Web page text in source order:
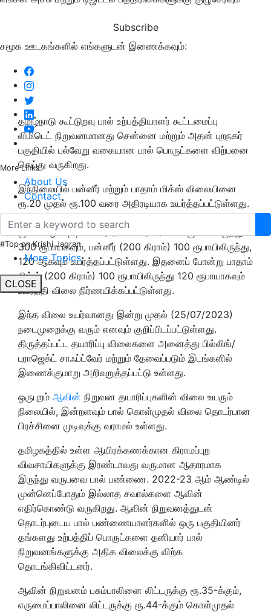
Subscribe
சமூக ஊடகங்களில் எங்களுடன் இணைக்கவும்:
More Links
About Us
Contact
#Top on Krishi Jagran
More Topics
CLOSE
தமிழ்நாடு கூட்டுறவு பால் உற்பத்தியாளர் கூட்டமைப்பு
லிமிடெட் நிறுவனமானது சென்னை மற்றும் அதன் புறநகர்
பகுதியில் பல்வேறு வகையான பால் பொருட்களை விற்பனை
செய்து வருகிறது.
இந்நிலையில் பன்னீர் மற்றும் பாதாம் மிக்ஸ் விலையினை
ரூ.20 முதல் ரூ.100 வரை அதிரடியாக உயர்த்தப்பட்டுள்ளது.
அதன்படி பன்னீர் (1 கிலோ) 450 ரூபாயிலிருந்து 550
ரூபாய் ஆகவும், பன்னீர் (500 கிராம்) 250 ரூபாயிலிருந்து
300 ரூபாயகவும், பன்னீர் (200 கிராம்) 100 ரூபாயிலிருந்து,
120 ஆகவும் உயர்த்தப்பட்டுள்ளது. இதனைப் போன்று பாதாம்
மிக்ஸ் (200 கிராம்) 100 ரூபாயிலிருந்து 120 ரூபாயாகவும்
உயர்த்தி விலை நிர்ணயிக்கப்பட்டுள்ளது.
இந்த விலை உயர்வானது இன்று முதல் (25/07/2023)
நடைமுறைக்கு வரும் எனவும் குறிப்பிடப்பட்டுள்ளது.
திருத்தப்பட்ட தயாரிப்பு விலைகளை அனைத்து பில்லிங்/
புராஜெக்ட் சாஃப்ட்வேர் மற்றும் தேவைப்படும் இடங்களில்
இணைக்குமாறு அறிவுறுத்தப்பட்டு உள்ளது.
ஒருபுறம் ஆவின் நிறுவன தயாரிப்புகளின் விலை உயரும்
நிலையில், இன்றளவும் பால் கொள்முதல் விலை தொடர்பான
பிரச்சினை முடிவுக்கு வராமல் உள்ளது.
தமிழகத்தில் உள்ள ஆயிரக்கணக்கான கிராமப்புற
விவசாயிகளுக்கு இரண்டாவது வருமான ஆதாரமாக
இருந்து வருபவை பால் பண்ணை. 2022-23 ஆம் ஆண்டில்
முன்னெப்போதும் இல்லாத சவால்களை ஆவின்
எதிர்கொண்டு வருகிறது. ஆவின் நிறுவனத்துடன்
தொடர்புடைய பால் பண்ணையாளர்களில் ஒரு பகுதியினர்
தங்களது உற்பத்திப் பொருட்களை தனியார் பால்
நிறுவனங்களுக்கு அதிக விலைக்கு விற்க
தொடங்கிவிட்டனர்.
ஆவின் நிறுவனம் பசும்பாலினை லிட்டருக்கு ரூ.35-க்கும்,
எருமைப்பாலினை லிட்டருக்கு ரூ.44-க்கும் கொள்முதல்